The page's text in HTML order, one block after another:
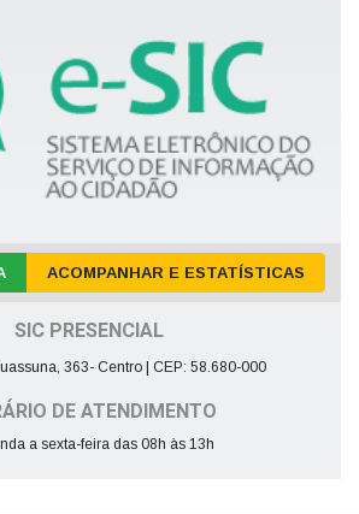
ACOMPANHAR E ESTATÍSTICAS
SIC PRESENCIAL
363- Centro | CEP: 58.680-000
DE ATENDIMENTO
a sexta-feira das 08h às 13h